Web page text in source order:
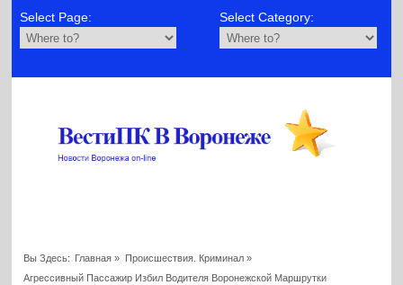
Select Page: Select Category:
Вы Здесь: Главная » Происшествия. Криминал»
Агрессивный Пассажир Избил Водителя Воронежской Маршрутки